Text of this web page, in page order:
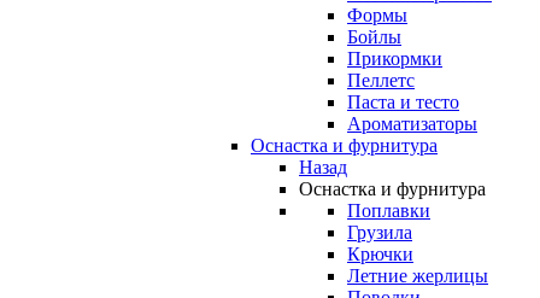
Формы
Бойлы
Прикормки
Пеллетс
Паста и тесто
Ароматизаторы
Оснастка и фурнитура
Назад
Оснастка и фурнитура
Поплавки
Грузила
Крючки
Летние жерлицы